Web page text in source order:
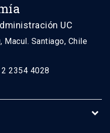
UC
Macul. Santiago, Chile
2354 4028